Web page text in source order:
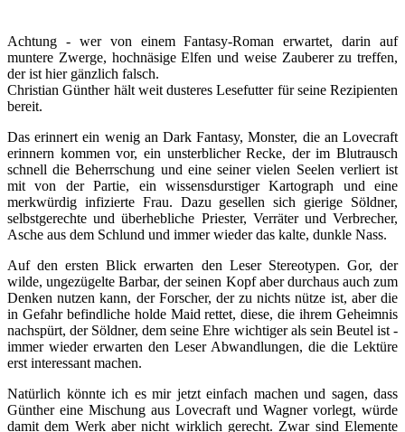
Achtung - wer von einem Fantasy-Roman erwartet, darin auf
muntere Zwerge, hochnäsige Elfen und weise Zauberer zu treffen,
der ist hier gänzlich falsch.
Christian Günther hält weit dusteres Lesefutter für seine Rezipienten
bereit.
Das erinnert ein wenig an Dark Fantasy, Monster, die an Lovecraft
erinnern kommen vor, ein unsterblicher Recke, der im Blutrausch
schnell die Beherrschung und eine seiner vielen Seelen verliert ist
mit von der Partie, ein wissensdurstiger Kartograph und eine
merkwürdig infizierte Frau. Dazu gesellen sich gierige Söldner,
selbstgerechte und überhebliche Priester, Verräter und Verbrecher,
Asche aus dem Schlund und immer wieder das kalte, dunkle Nass.
Auf den ersten Blick erwarten den Leser Stereotypen. Gor, der
wilde, ungezügelte Barbar, der seinen Kopf aber durchaus auch zum
Denken nutzen kann, der Forscher, der zu nichts nütze ist, aber die
in Gefahr befindliche holde Maid rettet, diese, die ihrem Geheimnis
nachspürt, der Söldner, dem seine Ehre wichtiger als sein Beutel ist -
immer wieder erwarten den Leser Abwandlungen, die die Lektüre
erst interessant machen.
Natürlich könnte ich es mir jetzt einfach machen und sagen, dass
Günther eine Mischung aus Lovecraft und Wagner vorlegt, würde
damit dem Werk aber nicht wirklich gerecht. Zwar sind Elemente